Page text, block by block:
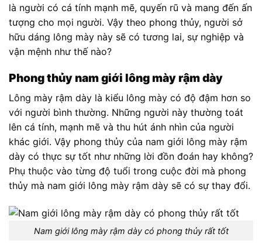
là người có cá tính mạnh mẽ, quyến rũ và mang đến ấn
tượng cho mọi người. Vậy theo phong thủy, người sở
hữu dáng lông mày này sẽ có tương lai, sự nghiệp và
vận mệnh như thế nào?
Phong thủy nam giới lông mày rậm dày
Lông mày rậm dày là kiểu lông mày có độ đậm hơn so
với người bình thường. Những người này thường toát
lên cá tính, mạnh mẽ và thu hút ánh nhìn của người
khác giới. Vậy phong thủy của nam giới lông mày rậm
dày có thực sự tốt như những lời đồn đoán hay không?
Phụ thuộc vào từng độ tuổi trong cuộc đời mà phong
thủy mà nam giới lông mày rậm dày sẽ có sự thay đổi.
Nam giới lông mày rậm dày có phong thủy rất tốt